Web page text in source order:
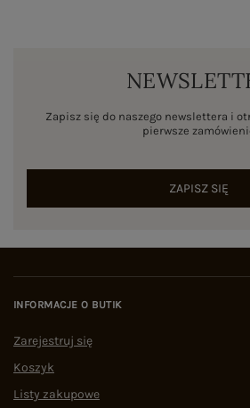
Zapisz się do naszego newslettera i
pierwsze
ZAPISZ SIĘ
INFORMACJE O BUTIK
Zarejestruj się
Koszyk
Listy zakupowe